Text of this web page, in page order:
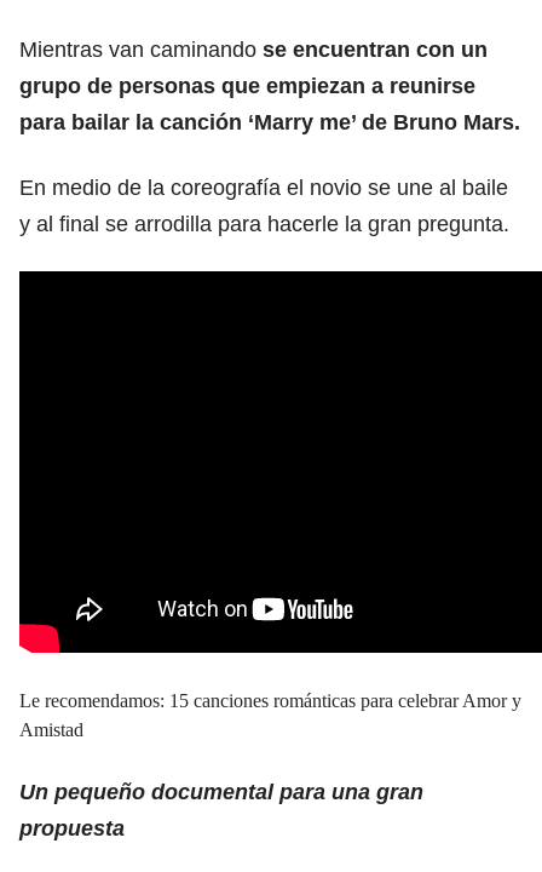
Mientras van caminando se encuentran con un
grupo de personas que empiezan a reunirse
para bailar la canción ‘Marry me’ de Bruno Mars.
En medio de la coreografía el novio se une al baile
y al final se arrodilla para hacerle la gran pregunta.
Le recomendamos: 15 canciones románticas para celebrar Amor y
Amistad
Un pequeño documental para una gran
propuesta